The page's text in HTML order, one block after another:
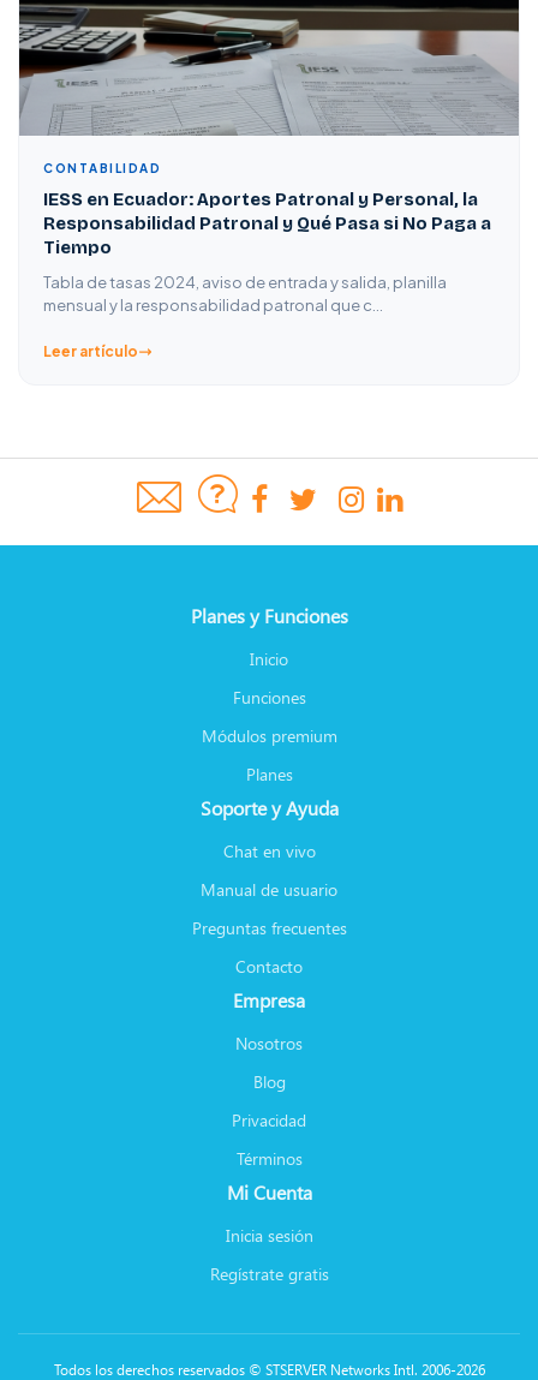
CONTABILIDAD
IESS en Ecuador: Aportes Patronal y Personal, la
Responsabilidad Patronal y Qué Pasa si No Paga a
Tiempo
Tabla de tasas 2024, aviso de entrada y salida, planilla
mensual y la responsabilidad patronal que c…
Leer artículo
Planes y Funciones
Inicio
Funciones
Módulos premium
Planes
Soporte y Ayuda
Chat en vivo
Manual de usuario
Preguntas frecuentes
Contacto
Empresa
Nosotros
Blog
Privacidad
Términos
Mi Cuenta
Inicia sesión
Regístrate gratis
Todos los derechos reservados © STSERVER Networks Intl. 2006-2026